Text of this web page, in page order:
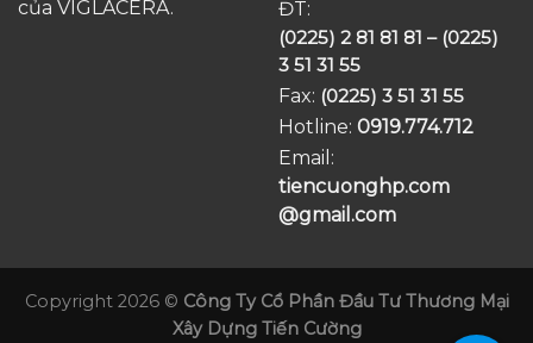
của VIGLACERA.
ĐT:
(0225) 2 81 81 81 – (0225)
3 51 31 55
Fax: (0225) 3 51 31 55
Hotline: 0919.774.712​
Email:
tiencuonghp.com
@gmail.com
Copyright 2026 © Công Ty Cổ Phần Đầu Tư Thương Mại
Xây Dựng Tiến Cường